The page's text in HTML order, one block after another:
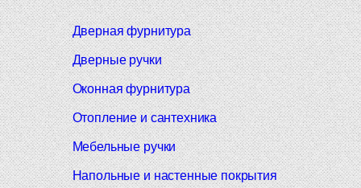
Дверная фурнитура
Дверные ручки
Оконная фурнитура
Отопление и сантехника
Мебельные ручки
Напольные и настенные покрытия